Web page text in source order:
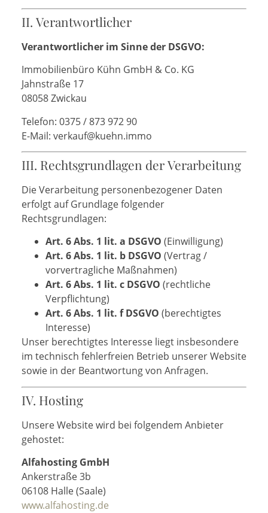
II. Verantwortlicher
Verantwortlicher im Sinne der DSGVO:
Immobilienbüro Kühn GmbH & Co. KG
Jahnstraße 17
08058 Zwickau
Telefon: 0375 / 873 972 90
E-Mail: verkauf@kuehn.immo
III. Rechtsgrundlagen der Verarbeitung
Die Verarbeitung personenbezogener Daten
erfolgt auf Grundlage folgender
Rechtsgrundlagen:
Art. 6 Abs. 1 lit. a DSGVO (Einwilligung)
Art. 6 Abs. 1 lit. b DSGVO (Vertrag /
vorvertragliche Maßnahmen)
Art. 6 Abs. 1 lit. c DSGVO (rechtliche
Verpflichtung)
Art. 6 Abs. 1 lit. f DSGVO (berechtigtes
Interesse)
Unser berechtigtes Interesse liegt insbesondere
im technisch fehlerfreien Betrieb unserer Website
sowie in der Beantwortung von Anfragen.
IV. Hosting
Unsere Website wird bei folgendem Anbieter
gehostet:
Alfahosting GmbH
Ankerstraße 3b
06108 Halle (Saale)
www.alfahosting.de